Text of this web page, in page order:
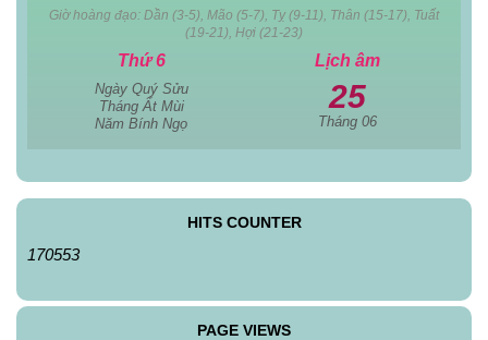
Giờ hoàng đạo: Dần (3-5), Mão (5-7), Tỵ (9-11), Thân (15-17), Tuất
(19-21), Hợi (21-23)
Thứ 6
Ngày Quý Sửu
Tháng Ất Mùi
Năm Bính Ngọ
Lịch âm
25
Tháng 06
HITS COUNTER
170553
PAGE VIEWS